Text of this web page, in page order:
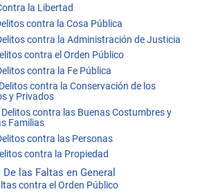
la Libertad
contra la Cosa Pública
contra la Administración de Justicia
contra el Orden Público
contra la Fe Pública
contra la Conservación de los
y Privados
contra las Buenas Costumbres y
Familias
contra las Personas
contra la Propiedad
De las Faltas en General
contra el Orden Público